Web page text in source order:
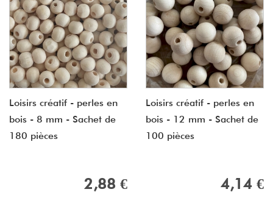
Loisirs créatif - perles en
bois - 8 mm - Sachet de
180 pièces
2,88 €
Loisirs créatif - perles en
bois - 12 mm - Sachet de
100 pièces
4,14 €